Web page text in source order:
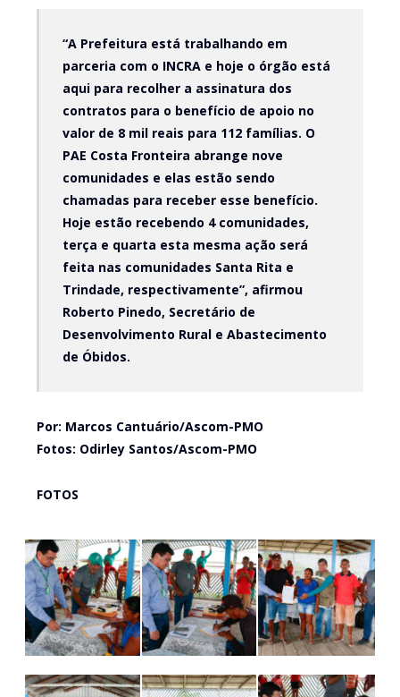
“A Prefeitura está trabalhando em
parceria com o INCRA e hoje o órgão está
aqui para recolher a assinatura dos
contratos para o benefício de apoio no
valor de 8 mil reais para 112 famílias. O
PAE Costa Fronteira abrange nove
comunidades e elas estão sendo
chamadas para receber esse benefício.
Hoje estão recebendo 4 comunidades,
terça e quarta esta mesma ação será
feita nas comunidades Santa Rita e
Trindade, respectivamente”, afirmou
Roberto Pinedo, Secretário de
Desenvolvimento Rural e Abastecimento
de Óbidos.
Por: Marcos Cantuário/Ascom-PMO
Fotos: Odirley Santos/Ascom-PMO
FOTOS